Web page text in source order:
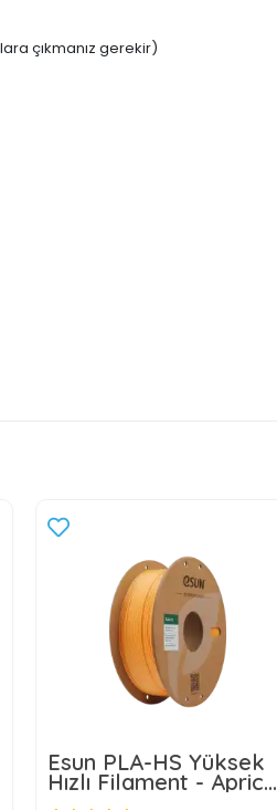
çıkmanız gerekir)
Esun PLA-HS Yüksek
Hızlı Filament - Apricot
(Kayısı)